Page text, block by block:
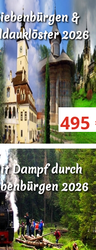
&
2026
495
Dampf durch
2026
Alexander
Etara,
Tor und